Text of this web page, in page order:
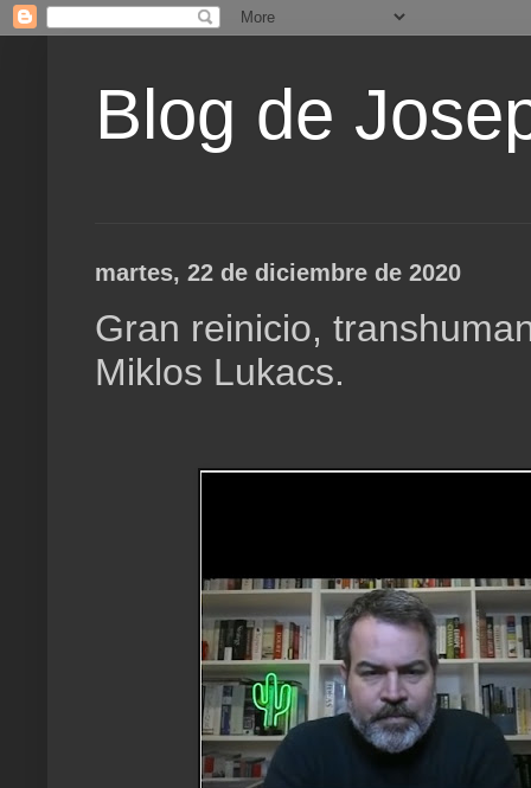
Blog de
martes, 22 de diciembre de 2020
Gran reinicio,
Miklos Lukacs.